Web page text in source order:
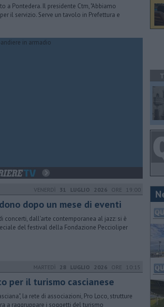
a Pontedera. Il presidente Ctm, "Abbiamo
il servizio. Serve un tavolo in Prefettura e
VENERDÌ 31 LUGLIO 2026 ORE 19:00
dopo un mese di eventi
concerti, dall'arte contemporanea al jazz: si è
del festival della Fondazione Peccioliper
MARTEDÌ 28 LUGLIO 2026 ORE 10:15
per il turismo cascianese
la rete di associazioni, Pro Loco, strutture
a raggruppare i soggetti del turismo